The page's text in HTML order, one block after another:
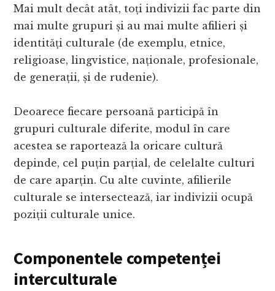
Mai mult decât atât, toți indivizii fac parte din
mai multe grupuri și au mai multe afilieri și
identități culturale (de exemplu, etnice,
religioase, lingvistice, naționale, profesionale,
de generații, și de rudenie).
Deoarece fiecare persoană participă în
grupuri culturale diferite, modul în care
acestea se raportează la oricare cultură
depinde, cel puțin parțial, de celelalte culturi
de care aparțin. Cu alte cuvinte, afilierile
culturale se intersectează, iar indivizii ocupă
poziții culturale unice.
Componentele competenței
interculturale